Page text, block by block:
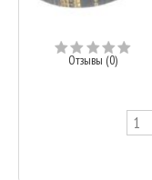
Отзывы (0)